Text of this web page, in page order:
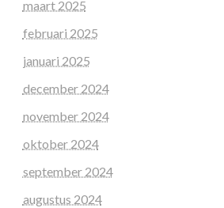
maart 2025
februari 2025
januari 2025
december 2024
november 2024
oktober 2024
september 2024
augustus 2024